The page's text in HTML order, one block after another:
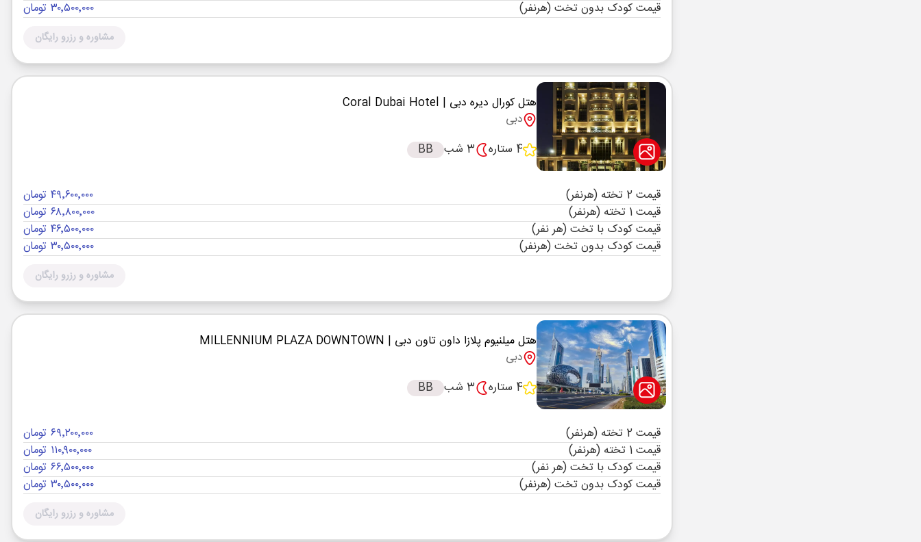
قیمت کودک بدون تخت (هرنفر)
۳۰٬۵۰۰٬۰۰۰ تومان
مشاوره و رزرو رایگان
هتل کورال دیره دبی | Coral Dubai Hotel
دبی
4 ستاره
3 شب BB
قیمت 2 تخته (هرنفر)
۴۹٬۶۰۰٬۰۰۰ تومان
قیمت 1 تخته (هرنفر)
۶۸٬۸۰۰٬۰۰۰ تومان
قیمت کودک با تخت (هر نفر)
۴۶٬۵۰۰٬۰۰۰ تومان
قیمت کودک بدون تخت (هرنفر)
۳۰٬۵۰۰٬۰۰۰ تومان
مشاوره و رزرو رایگان
هتل میلنیوم پلازا داون تاون دبی | MILLENNIUM PLAZA DOWNTOWN
دبی
4 ستاره
3 شب BB
قیمت 2 تخته (هرنفر)
۶۹٬۲۰۰٬۰۰۰ تومان
قیمت 1 تخته (هرنفر)
۱۱۰٬۹۰۰٬۰۰۰ تومان
قیمت کودک با تخت (هر نفر)
۶۶٬۵۰۰٬۰۰۰ تومان
قیمت کودک بدون تخت (هرنفر)
۳۰٬۵۰۰٬۰۰۰ تومان
مشاوره و رزرو رایگان